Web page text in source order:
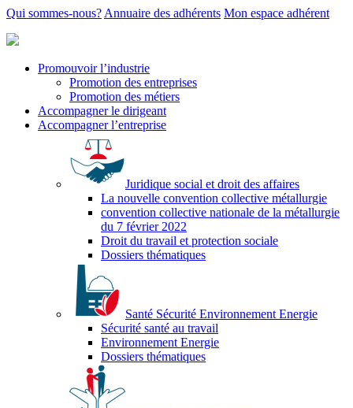
Qui sommes-nous? Annuaire des adhérents Mon espace adhérent
Promouvoir l’industrie
Promotion des entreprises
Promotion des métiers
Accompagner le dirigeant
Accompagner l’entreprise
Juridique social et droit des affaires
La nouvelle convention collective métallurgie
convention collective nationale de la métallurgie
du 7 février 2022
Droit du travail et protection sociale
Dossiers thématiques
Santé Sécurité Environnement Energie
Sécurité santé au travail
Environnement Energie
Dossiers thématiques